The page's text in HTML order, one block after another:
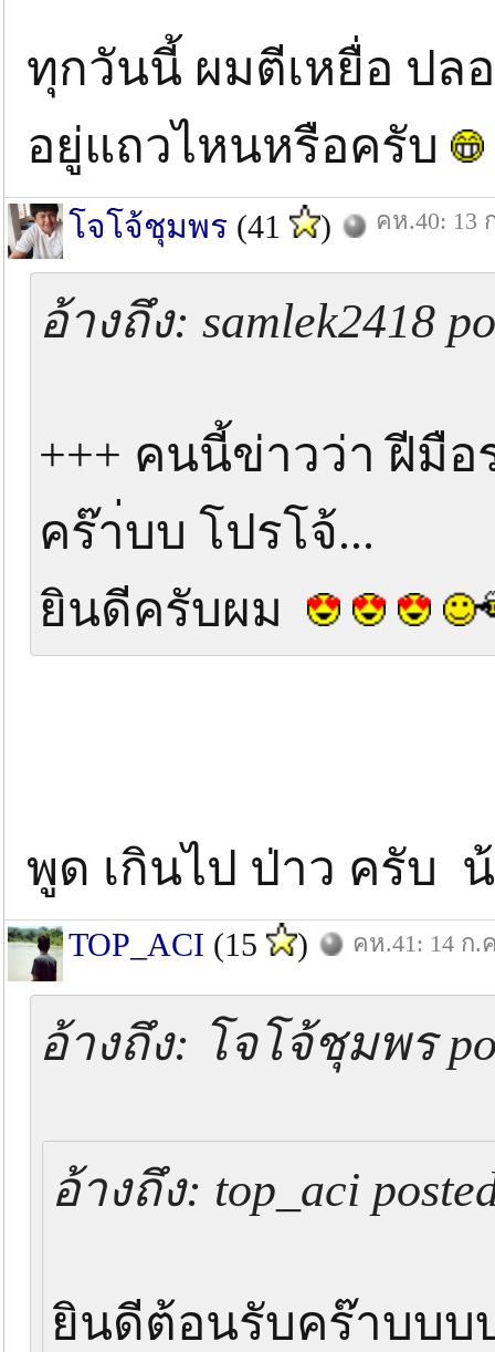
ทุกวันนี้ ผมตีเหยื่อ ปล
อยู่แถวไหนหรือครับ
โจโจ้ชุมพร (41 ) คห.40: 13
อ้างถึง: samlek2418
+++ คนนี้ข่าวว่า ฝีมื
คร๊า่บบ โปรโจ้...
ยินดีครับผม
พูด เกินไป ป่าว ครับ
TOP_ACI (15 ) คห.41: 14 ก.
อ้างถึง: โจโจ้ชุมพร
อ้างถึง: top_aci
ยินดีต้อนรับคร๊าบบบ